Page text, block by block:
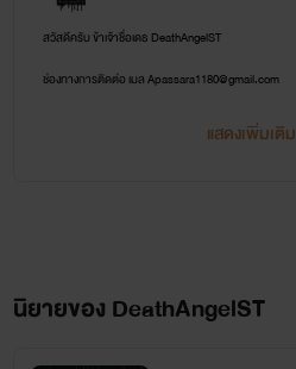
สวัสดีครับ ข้าเจ้าชื่อเดธ DeathAngelST
ช่องทางการติดต่อ เมล Apassara1180@gmail.com
แสดงเพิ่มเติม
นิยายของ DeathAngelST